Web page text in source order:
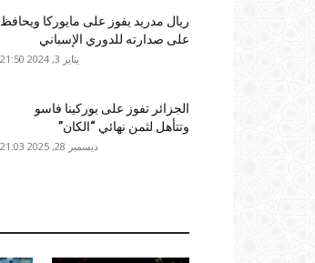
ريال مدريد يفوز على مايوركا ويحافظ
على صدارته للدوري الإسباني
يناير 3, 2024 21:50
الجزائر تفوز على بوركينا فاسو
وتتأهل لثمن نهائي “الكان”
ديسمبر 28, 2025 21:03